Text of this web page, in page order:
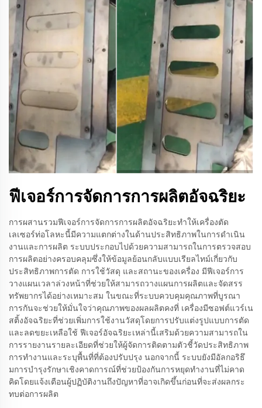
ฟีเจอร์การจัดการการผลิตอัจฉริยะ
การผสานรวมฟีเจอร์การจัดการการผลิตอัจฉริยะทำให้เครื่องตัด
เลเซอร์ท่อโลหะนี้มีความแตกต่างในด้านประสิทธิภาพในการดำเนิน
งานและการผลิต ระบบประกอบไปด้วยความสามารถในการตรวจสอบ
การผลิตอย่างครอบคลุมซึ่งให้ข้อมูลย้อนกลับแบบเรียลไทม์เกี่ยวกับ
ประสิทธิภาพการตัด การใช้วัสดุ และสถานะของเครื่อง มีฟีเจอร์การ
วางแผนเวลาล่วงหน้าที่ช่วยให้สามารถวางแผนการผลิตและจัดสรร
ทรัพยากรได้อย่างเหมาะสม ในขณะที่ระบบควบคุมคุณภาพที่บูรณา
การกันจะช่วยให้มั่นใจว่าคุณภาพของผลผลิตคงที่ เครื่องมีซอฟต์แวร์เน
สติ้งอัจฉริยะที่ช่วยเพิ่มการใช้งานวัสดุโดยการปรับแต่งรูปแบบการตัด
และลดขยะเหลือใช้ ฟีเจอร์อัจฉริยะเหล่านี้เสริมด้วยความสามารถใน
การรายงานรายละเอียดที่ช่วยให้ผู้จัดการติดตามตัวชี้วัดประสิทธิภาพ
การทำงานและระบุพื้นที่ที่ต้องปรับปรุง นอกจากนี้ ระบบยังมีอัลกอริธึ
มการบำรุงรักษาเชิงคาดการณ์ที่ช่วยป้องกันการหยุดทำงานที่ไม่คาด
คิดโดยแจ้งเตือนผู้ปฏิบัติงานถึงปัญหาที่อาจเกิดขึ้นก่อนที่จะส่งผลกระ
ทบต่อการผลิต